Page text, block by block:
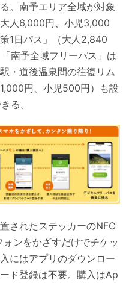
。南予エリア全域が対象
人6,000円、小児3,000
1日パス」（大人2,840
南予全域フリーパス」は
・道後温泉間の往復リム
円、小児500円）も設
る。
されたステッカーのNFC
ンをかざすだけでチケッ
にはアプリのダウンロー
ド登録は不要。購入はAp